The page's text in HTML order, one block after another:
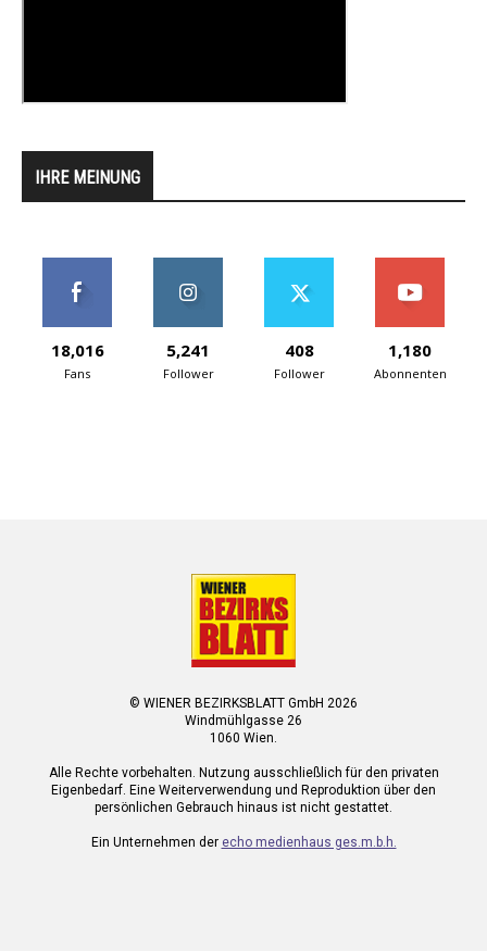
IHRE MEINUNG
18,016
Fans
5,241
Follower
408
Follower
1,180
Abonnenten
© WIENER BEZIRKSBLATT GmbH 2026
Windmühlgasse 26
1060 Wien.
Alle Rechte vorbehalten. Nutzung ausschließlich für den privaten
Eigenbedarf. Eine Weiterverwendung und Reproduktion über den
persönlichen Gebrauch hinaus ist nicht gestattet.
Ein Unternehmen der echo medienhaus ges.m.b.h.